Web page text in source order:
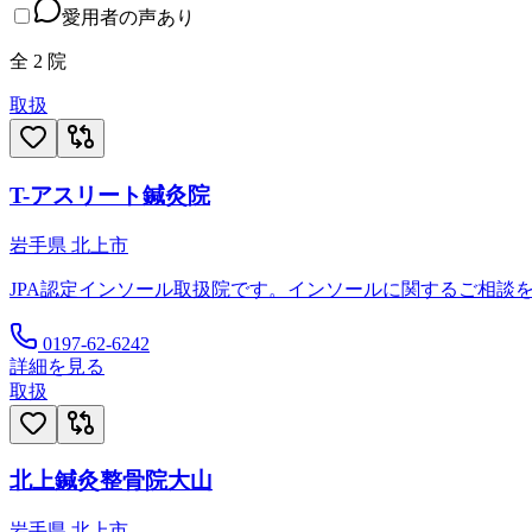
愛用者の声あり
全 2 院
取扱
T-アスリート鍼灸院
岩手県 北上市
JPA認定インソール取扱院です。インソールに関するご相談
0197-62-6242
詳細を見る
取扱
北上鍼灸整骨院大山